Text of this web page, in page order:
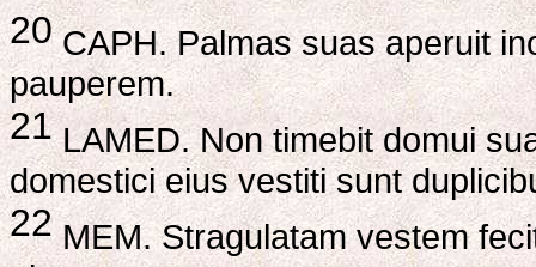
20CAPH. Palmas suas aperuit
pauperem.
21LAMED. Non timebit domui
domestici eius vestiti sunt
22MEM. Stragulatam vestem